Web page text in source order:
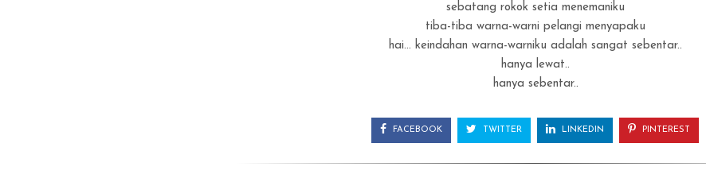
sebatang rokok setia menemaniku
tiba-tiba warna-warni pelangi menyapaku
hai... keindahan warna-warniku adalah sangat sebentar..
hanya lewat..
hanya sebentar..
FACEBOOK TWITTER LINKEDIN PINTEREST